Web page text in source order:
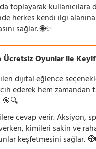
toplayarak
herkes kendi ilgi
sağlar. 🌐✨
Ücretsiz Oyunlar ile
dijital eğlence
hem zamandan
cevap verir. Aksiyon,
kimileri sakin ve
keşfetmesini sağlar.